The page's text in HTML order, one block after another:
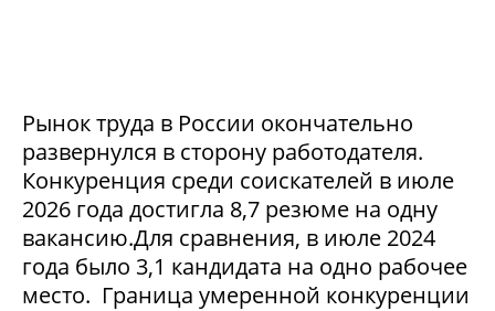
Рынок труда в России окончательно
развернулся в сторону работодателя.
Конкуренция среди соискателей в июле
2026 года достигла 8,7 резюме на одну
вакансию.Для сравнения, в июле 2024
года было 3,1 кандидата на одно рабочее
место. Граница умеренной конкуренции